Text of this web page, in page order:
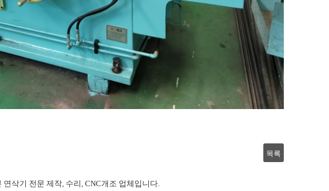
목록
삭기 전문 제작, 수리, CNC개조 업체입니다.